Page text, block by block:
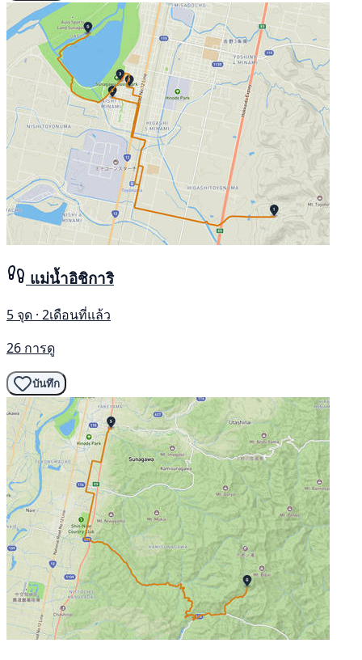
แม่น้ำอิชิการิ
5 จุด · 2เดือนที่แล้ว
26 การดู
บันทึก